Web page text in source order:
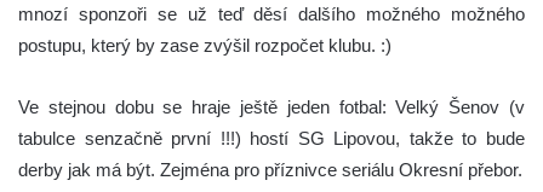
mnozí sponzoři se už teď děsí dalšího možného možného
postupu, který by zase zvýšil rozpočet klubu. :)
Ve stejnou dobu se hraje ještě jeden fotbal: Velký Šenov (v
tabulce senzačně první !!!) hostí SG Lipovou, takže to bude
derby jak má být. Zejména pro příznivce seriálu Okresní přebor.